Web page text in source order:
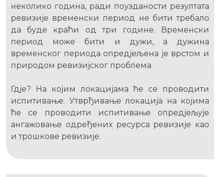
неколико година, ради поузданости резултата
ревизије временски период не бити требало
да буде краћи од три године. Временски
период може бити и дужи, а дужина
временског периода опредјељена је врстом и
природом ревизијског проблема.
Гдје? На којим локацијама ће се проводити
испитивање. Утврђивање локација на којима
ће се проводити испитивање опредјељује
ангажовање одређених ресурса ревизије као
и трошкове ревизије.